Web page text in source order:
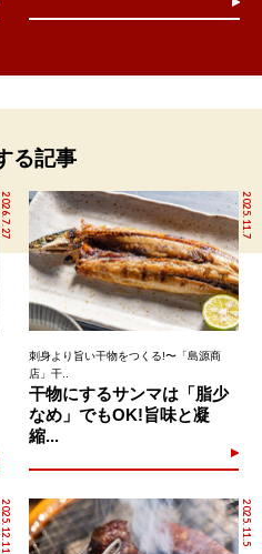
る記事
2026.7.27 2025.11.7
刺身より旨い干物をつくる!〜「島源商
店」干..
干物にするサンマは「脂少
なめ」でもOK!旨味と凝
縮...
2025.12.11 2025.11.5